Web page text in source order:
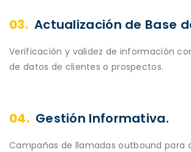
03. Actualización de Base
Verificación y validez de información
de datos de clientes o prospectos.
04. Gestión Informativa.
Campañas de llamadas outbound para